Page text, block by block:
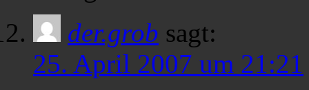
der.grob sagt:
25. April 2007 um 21:21